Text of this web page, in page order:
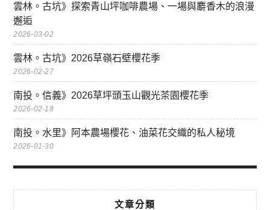
雲林。古坑》探索青山坪咖啡農場、一場與麝香木的浪漫
邂逅
2026-03-02
雲林。古坑》2026草嶺石壁櫻花季
2026-02-27
南投。信義》2026草坪頭玉山觀光茶園櫻花季
2026-02-18
南投。水里》阿本農場櫻花、油菜花交織的私人秘境
2026-01-30
文章分類